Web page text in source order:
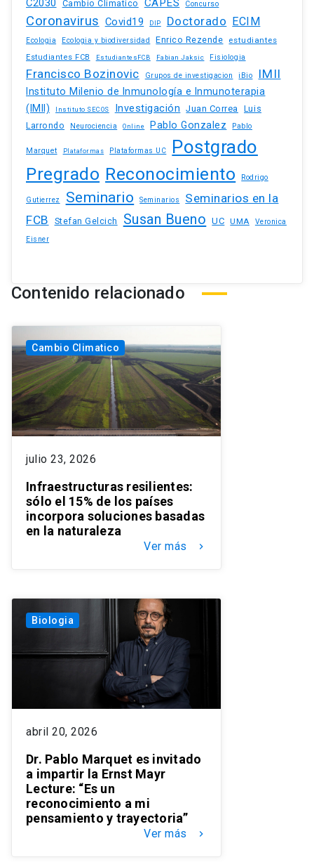
C2030 Cambio Climatico CAPES Concurso
Coronavirus Covid19 DIP Doctorado ECIM
Ecologia Ecologia y biodiversidad Enrico Rezende estudiantes
Estudiantes FCB EstudiantesFCB Fabian Jaksic Fisiologia
Francisco Bozinovic Grupos de investigacion iBio IMII
Instituto Milenio de Inmunología e Inmunoterapia
(IMII)
Instituto SECOS Investigación Juan Correa Luis
Larrondo
Neurociencia Online Pablo Gonzalez Pablo
Marquet Plataformas Plataformas UC Postgrado
Pregrado Reconocimiento Rodrigo
Gutierrez Seminario Seminarios
Seminarios en la
FCB
Stefan Gelcich Susan Bueno UC UMA
Veronica
Eisner
Contenido relacionado
Cambio Climatico
julio 23, 2026
Infraestructuras resilientes:
sólo el 15% de los países
incorpora soluciones basadas
en la naturaleza
Ver más keyboard_arrow_right
Biologia
abril 20, 2026
Dr. Pablo Marquet es invitado
a impartir la Ernst Mayr
Lecture: “Es un
reconocimiento a mi
pensamiento y trayectoria”
Ver más keyboard_arrow_right